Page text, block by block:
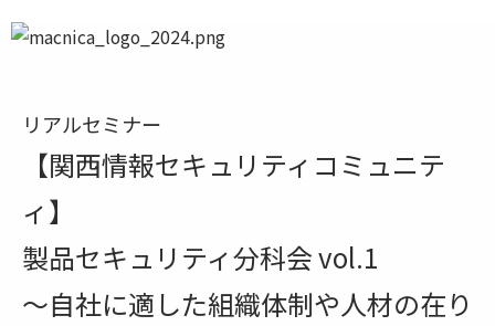
リアルセミナー
【関西情報セキュリティコミュニテ
ィ】
製品セキュリティ分科会 vol.1
～自社に適した組織体制や人材の在り